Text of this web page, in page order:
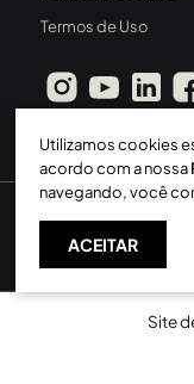
Termos de Uso
Sperinde Gestão
Todos os direitos
Site
Utilizamos cookies
acordo com a nossa
navegando, você
ACEITAR